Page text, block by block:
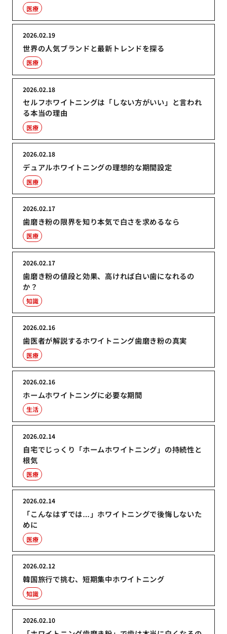
医療
世界の人気ブランドと最新トレンドを探る
2026.02.19
医療
セルフホワイトニングは「しない方がいい」と言われ
る本当の理由
2026.02.18
医療
デュアルホワイトニングの理想的な期間設定
2026.02.18
医療
歯磨き粉の限界を知り本気で白さを求めるなら
2026.02.17
医療
歯磨き粉の値段と効果、高ければ白い歯になれるの
か？
2026.02.17
知識
歯医者が解説するホワイトニング歯磨き粉の真実
2026.02.16
医療
ホームホワイトニングに必要な期間
2026.02.16
生活
自宅でじっくり「ホームホワイトニング」の持続性と
根気
2026.02.14
医療
「こんなはずでは…」ホワイトニングで後悔しないた
めに
2026.02.14
医療
韓国旅行で挑む、短期集中ホワイトニング
2026.02.12
知識
2026.02.10